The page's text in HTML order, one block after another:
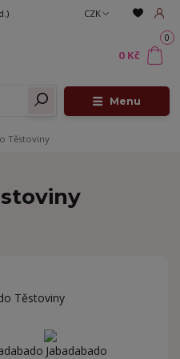
Menu
CZK
0
0 Kč
Těstoviny